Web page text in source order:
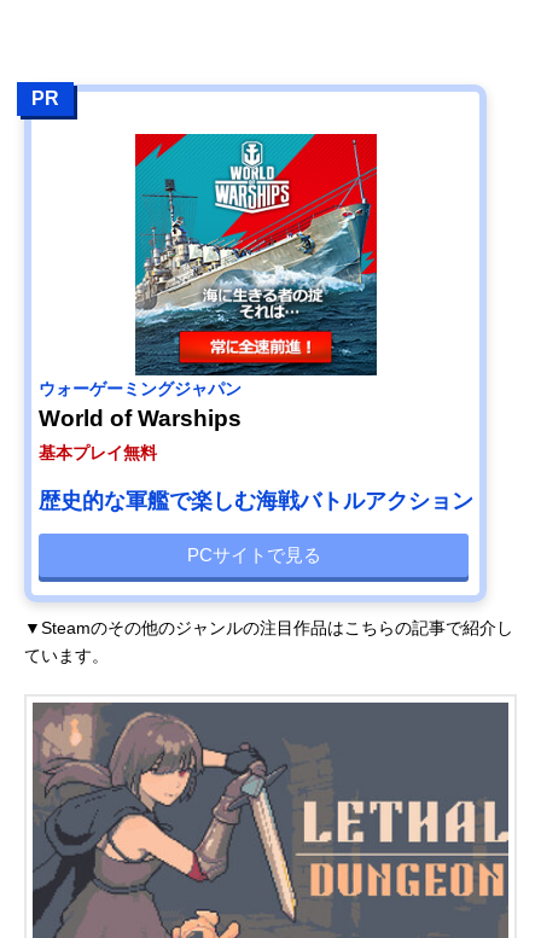
PR
ウォーゲーミングジャパン
World of Warships
基本プレイ無料
歴史的な軍艦で楽しむ海戦バトルアクション
PCサイトで見る
▼Steamのその他のジャンルの注目作品はこちらの記事で紹介し
ています。